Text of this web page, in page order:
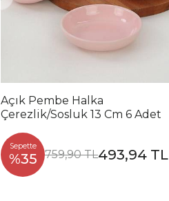
Açık Pembe Halka
Çerezlik/Sosluk 13 Cm 6 Adet
Sepette
%35 759,90 TL493,94 TL